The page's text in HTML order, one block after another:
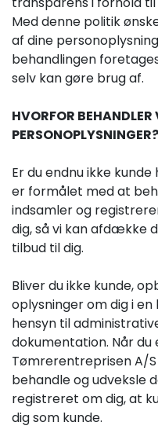
Med denne politik
af dine
behandlingen
selv kan gøre brug af.
HVORFOR BEHANDLER
PERSONOPLYSNINGER?
Er du endnu ikke
er formålet med at
indsamler og
dig, så vi kan afdække
tilbud til dig.
Bliver du ikke kunde,
oplysninger om dig i
hensyn til
dokumentation. Når du
Tømrerentreprisen A/
behandle og udveksle
registreret om dig, at
dig som kunde.